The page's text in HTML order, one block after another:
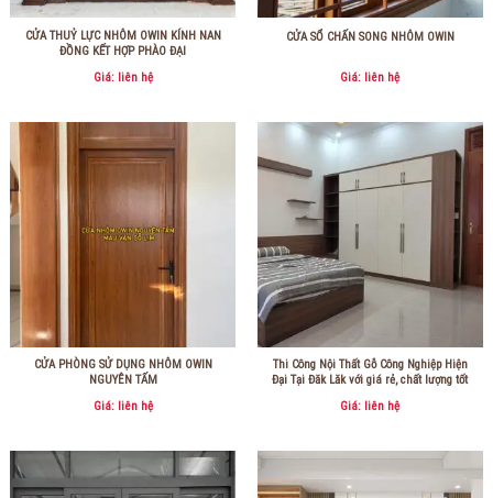
CỬA THUỶ LỰC NHÔM OWIN KÍNH NAN
ĐỒNG KẾT HỢP PHÀO ĐẠI
Giá: liên hệ
CỬA SỔ CHẤN SONG NHÔM OWIN
Giá: liên hệ
CỬA PHÒNG SỬ DỤNG NHÔM OWIN
NGUYÊN TẤM
Giá: liên hệ
Thi Công Nội Thất Gỗ Công Nghiệp Hiện
Đại Tại Đăk Lăk với giá rẻ, chất lượng tốt
Giá: liên hệ